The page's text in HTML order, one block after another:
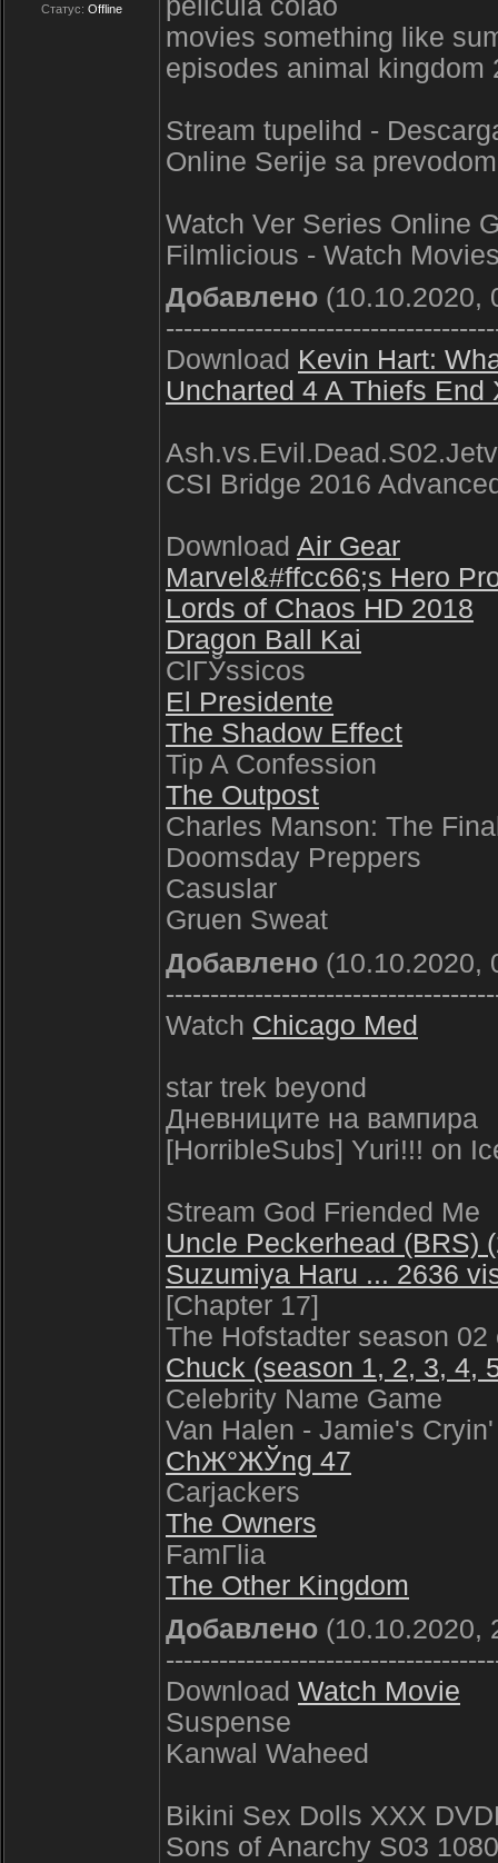
Статус: Offline
movies something like
episodes animal kingdom
Stream tupelihd -
Online Serije sa
Watch Ver Series Online
Filmlicious - Watch
Добавлено (10.10.2020,
Download Kevin Hart:
Uncharted 4 A Thiefs
CSI Bridge 2016
Download Air Gear
Marvel&#ffcc66;s Hero
Lords of Chaos HD 2018
Dragon Ball Kai
ClГЎssicos
El Presidente
The Shadow Effect
Tip A Confession
The Outpost
Charles Manson: The
Doomsday Preppers
Casuslar
Gruen Sweat
Добавлено (10.10.2020,
Watch Chicago Med
star trek beyond
Дневниците на вампира
[HorribleSubs] Yuri!!! on
Stream God Friended Me
Uncle Peckerhead (BRS)
Suzumiya Haru ... 2636
[Chapter 17]
The Hofstadter season 02
Chuck (season 1, 2, 3, 4,
Celebrity Name Game
Van Halen - Jamie's Cryin'
ChЖ°ЖЎng 47
Carjackers
The Owners
FamГ­lia
The Other Kingdom
Добавлено (10.10.2020,
Download Watch Movie
Suspense
Kanwal Waheed
Bikini Sex Dolls XXX
Sons of Anarchy S03